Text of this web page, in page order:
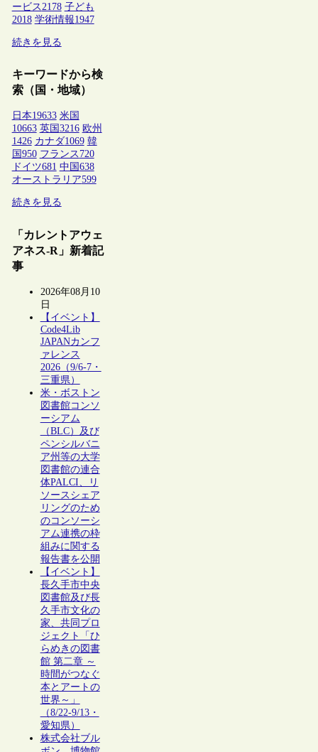
ービス 2178 子ども
2018 学術情報1947
続きを見る
キーワードから検
索（国・地域）
日本19633 米国
10663 英国 3216 欧州
1426 カナダ1069 韓
国 950 フランス 720
ドイツ681 中国 638
オーストラリア599
続きを見る
「カレントアウェ
アネス-R」新着記
事
2026年08月10
日
【イベント】
Code4Lib
JAPANカンフ
ァレンス
2026（9/6-7・
三重県）
米・ボストン
図書館コンソ
ーシアム
（BLC）及び
ペンシルバニ
ア州等の大学
図書館の連合
体PALCI、リ
ソースシェア
リングのため
のコンソーシ
アム連携の枠
組みに関する
報告書を公開
【イベント】
長久手市中央
図書館及び長
久手市文化の
家、共同プロ
ジェクト「ひ
らめきの図書
館 第二章 ～
時間がつなぐ
本とアートの
世界～」
（8/22-9/13・
愛知県）
株式会社ブル